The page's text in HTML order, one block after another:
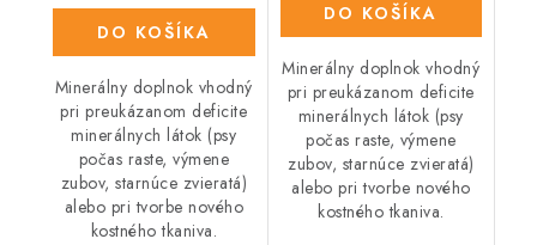
DO KOŠÍKA
Minerálny doplnok vhodný
pri preukázanom deficite
minerálnych látok (psy
počas raste, výmene
zubov, starnúce zvieratá)
alebo pri tvorbe nového
kostného tkaniva.
DO KOŠÍKA
Minerálny doplnok vhodný
pri preukázanom deficite
minerálnych látok (psy
počas raste, výmene
zubov, starnúce zvieratá)
alebo pri tvorbe nového
kostného tkaniva.